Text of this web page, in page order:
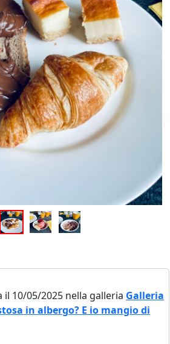
10/05/2025 nella galleria Galleria
in albergo? E io mangio di